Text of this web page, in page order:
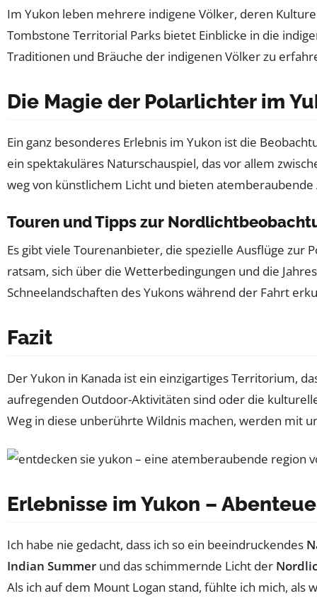
Im Yukon leben mehrere indigene Völker, deren
Tombstone Territorial Parks bietet Einblicke in die
Traditionen und Bräuche der indigenen Völker zu
Die Magie der Polarlichter im
Ein ganz besonderes Erlebnis im Yukon ist die
ein spektakuläres Naturschauspiel, das vor allem
weg von künstlichem Licht und bieten
Touren und Tipps zur
Es gibt viele Tourenanbieter, die spezielle Ausflüge zur
ratsam, sich über die Wetterbedingungen und die
Schneelandschaften des Yukons während der Fahrt
Fazit
Der Yukon in Kanada ist ein einzigartiges Territorium,
aufregenden Outdoor-Aktivitäten sind oder die
Weg in diese unberührte Wildnis machen, werden mit
Erlebnisse im Yukon –
Ich habe nie gedacht, dass ich so ein beeindruckendes
Indian Summer und das schimmernde Licht der
Als ich auf dem Mount Logan stand, fühlte ich mich,